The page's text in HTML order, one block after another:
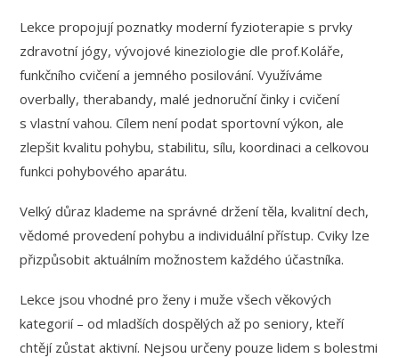
Lekce propojují poznatky moderní fyzioterapie s prvky
zdravotní jógy, vývojové kineziologie dle prof.Koláře,
funkčního cvičení a jemného posilování. Využíváme
overbally, therabandy, malé jednoruční činky i cvičení
s vlastní vahou. Cílem není podat sportovní výkon, ale
zlepšit kvalitu pohybu, stabilitu, sílu, koordinaci a celkovou
funkci pohybového aparátu.
Velký důraz klademe na správné držení těla, kvalitní dech,
vědomé provedení pohybu a individuální přístup. Cviky lze
přizpůsobit aktuálním možnostem každého účastníka.
Lekce jsou vhodné pro ženy i muže všech věkových
kategorií – od mladších dospělých až po seniory, kteří
chtějí zůstat aktivní. Nejsou určeny pouze lidem s bolestmi